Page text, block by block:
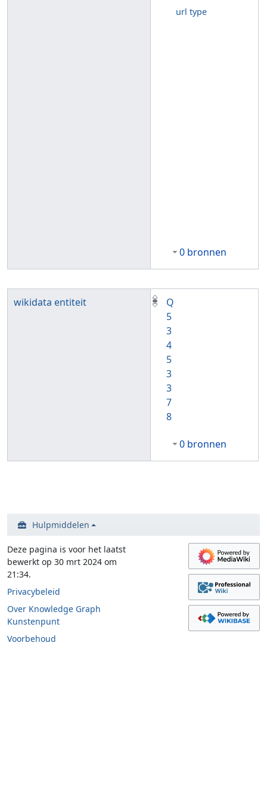
url type
0 bronnen
wikidata entiteit
Q
5
3
4
5
3
3
7
8
0 bronnen
Hulpmiddelen
Deze pagina is voor het laatst
bewerkt op 30 mrt 2024 om
21:34.
Privacybeleid
Over Knowledge Graph
Kunstenpunt
Voorbehoud